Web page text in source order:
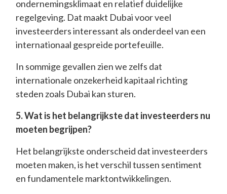
ondernemingsklimaat en relatief duidelijke
regelgeving. Dat maakt Dubai voor veel
investeerders interessant als onderdeel van een
internationaal gespreide portefeuille.
In sommige gevallen zien we zelfs dat
internationale onzekerheid kapitaal richting
steden zoals Dubai kan sturen.
5. Wat is het belangrijkste dat investeerders nu
moeten begrijpen?
Het belangrijkste onderscheid dat investeerders
moeten maken, is het verschil tussen sentiment
en fundamentele marktontwikkelingen.